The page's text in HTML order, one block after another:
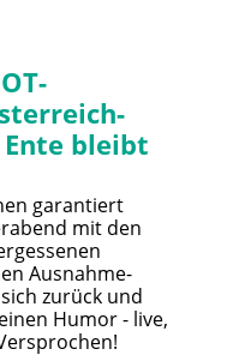
Ente bleibt
garantiert
mit den
Ausnahme-
zurück und
Humor - live,